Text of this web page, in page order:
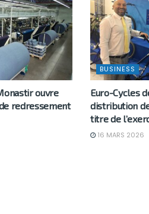
ouvre
redressement
BUSINESS
Euro-Cycles
distribution
titre de
16 MARS 2026